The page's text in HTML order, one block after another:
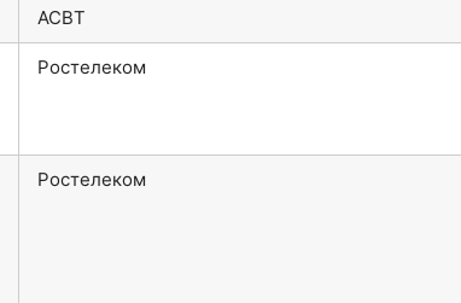
АСВТ
Ростелеком
Ростелеком